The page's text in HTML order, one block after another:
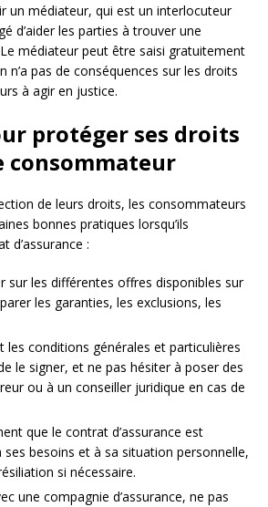
un médiateur, qui est un interlocuteur
d’aider les parties à trouver une
médiateur peut être saisi gratuitement
n’a pas de conséquences sur les droits
à agir en justice.
protéger ses droits
consommateur
de leurs droits, les consommateurs
bonnes pratiques lorsqu’ils
d’assurance :
sur les différentes offres disponibles sur
les garanties, les exclusions, les
les conditions générales et particulières
le signer, et ne pas hésiter à poser des
ou à un conseiller juridique en cas de
que le contrat d’assurance est
besoins et à sa situation personnelle,
si nécessaire.
une compagnie d’assurance, ne pas